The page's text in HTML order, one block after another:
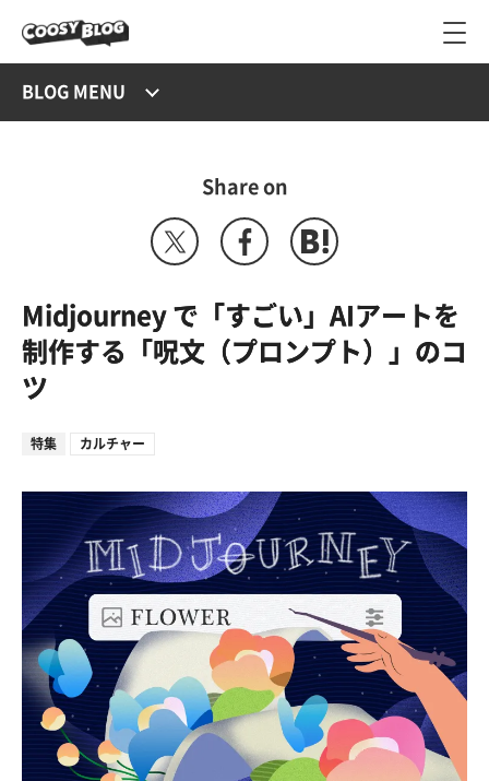
BLOG MENU
Share on
Midjourney で「すごい」AIアートを
制作する「呪文（プロンプト）」のコ
ツ
特集 カルチャー